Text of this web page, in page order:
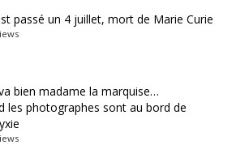
passé un 4 juillet, mort de Marie Curie
bien madame la marquise…
les photographes sont au bord de